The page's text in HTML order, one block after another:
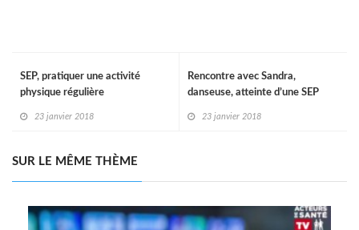
Rencontre avec Sandra,
danseuse, atteinte d’une SEP
23 janvier 2018
SEP, pratiquer une activité
physique régulière
23 janvier 2018
SUR LE MÊME THÈME